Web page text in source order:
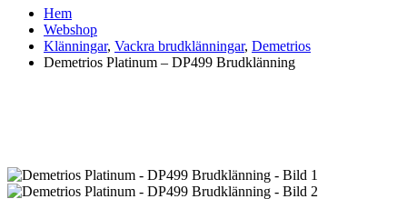
Hem
Webshop
Klänningar, Vackra brudklänningar, Demetrios
Demetrios Platinum – DP499 Brudklänning